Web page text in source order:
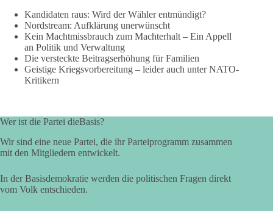
Kandidaten raus: Wird der Wähler entmündigt?
Nordstream: Aufklärung unerwünscht
Kein Machtmissbrauch zum Machterhalt – Ein Appell
an Politik und Verwaltung
Die versteckte Beitragserhöhung für Familien
Geistige Kriegsvorbereitung – leider auch unter NATO-
Kritikern
Wer ist die Partei dieBasis?
Wir sind eine neue Partei, die ihr Parteiprogramm zusammen
mit den Mitgliedern entwickelt.
In der Basisdemokratie werden die politischen Fragen direkt
vom Volk entschieden.